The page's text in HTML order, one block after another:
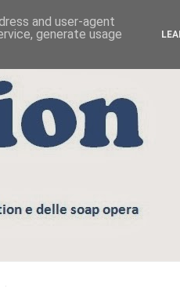
and user-agent
generate usage